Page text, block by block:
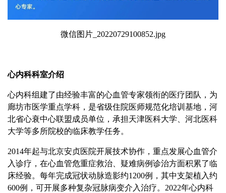
微信图片_20220729100852.jpg
心内科科室介绍
心内科组建了由经验丰富的心血管专家领衔的医疗团队，为
廊坊市医学重点学科，是省级住院医师规范化培训基地，河
北省心衰中心联盟成员单位，承担天津医科大学、河北医科
大学等多所院校的临床教学任务。
2014年起与北京安贞医院开展技术协作，重点发展心血管介
入诊疗，在心血管危重症救治、疑难病例诊治方面积累了临
床经验。每年完成冠状动脉造影约1200例，其中支架植入约
600例，可开展多种复杂冠脉病变介入治疗。2022年心内科